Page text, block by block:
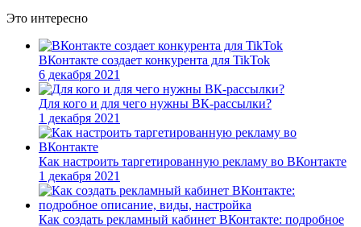
Это интересно
ВКонтакте создает конкурента для TikTok
6 декабря 2021
Для кого и для чего нужны ВК-рассылки?
1 декабря 2021
Как настроить таргетированную рекламу во ВКонтакте
1 декабря 2021
Как создать рекламный кабинет ВКонтакте: подробное